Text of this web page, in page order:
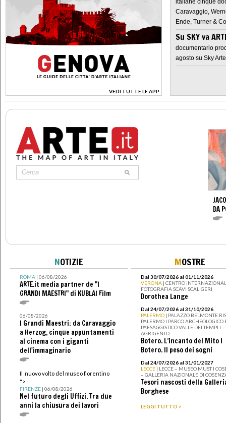
VEDI TUTTE LE APP
>
italiane cinque
Caravaggio,
Ende, Turner &
Su SKY va
documentario
agosto su Sky Arte
DA
NOTIZIE
ROMA| 06/08/2026
ARTE.it media partner de "I
GRANDI MAESTRI" di KUBLAI Film
06/08/2026
I Grandi Maestri: da Caravaggio
a Herzog, cinque appuntamenti
al cinema con i giganti
dell'immaginario
Il nuovo volto del museo fiorentino
">
FIRENZE| 06/08/2026
Nel futuro degli Uffizi. Tra due
anni la chiusura dei lavori
MOSTRE
Dal 30/07/2026 al 01/11/2026
VERONA | CENTRO
FOTOGRAFIA SCAVI SCALIGERI
Dorothea Lange
Dal 24/07/2026 al 31/10/2026
PALERMO | PALAZZO BELMONTE
PALERMO I PARCO ARCHEOLOGICO
PAESAGGISTICO VALLE DEI TEMPLI -
AGRIGENTO
Botero. L’incanto del Mito I
Botero. Il peso dei sogni
Dal 24/07/2026 al 31/01/2027
LECCE | LECCE – MUSEO MUST I
– GALLERIA NAZIONALE DI
Tesori nascosti della
Borghese
LEGGI TUTTO >